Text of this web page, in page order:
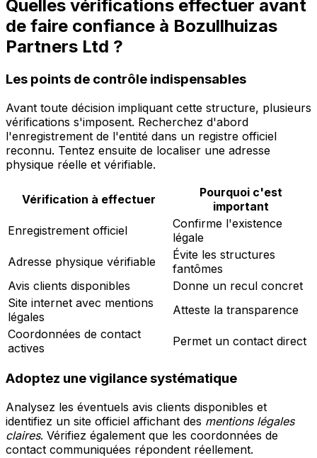
Quelles vérifications effectuer avant
de faire confiance à Bozullhuizas
Partners Ltd ?
Les points de contrôle indispensables
Avant toute décision impliquant cette structure, plusieurs
vérifications s'imposent. Recherchez d'abord
l'enregistrement de l'entité dans un registre officiel
reconnu. Tentez ensuite de localiser une adresse
physique réelle et vérifiable.
Vérification à effectuer
Pourquoi c'est
important
Enregistrement officiel
Confirme l'existence
légale
Adresse physique vérifiable
Évite les structures
fantômes
Avis clients disponibles
Donne un recul concret
Site internet avec mentions
légales
Atteste la transparence
Coordonnées de contact
actives
Permet un contact direct
Adoptez une vigilance systématique
Analysez les éventuels avis clients disponibles et
identifiez un site officiel affichant des mentions légales
claires. Vérifiez également que les coordonnées de
contact communiquées répondent réellement.